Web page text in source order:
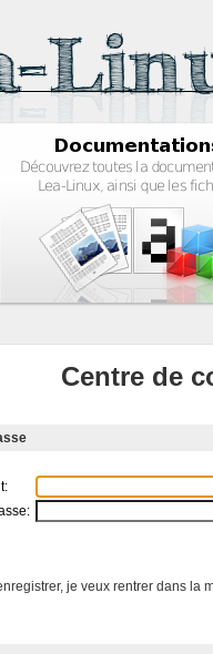
Centre de
je veux rentrer dans la